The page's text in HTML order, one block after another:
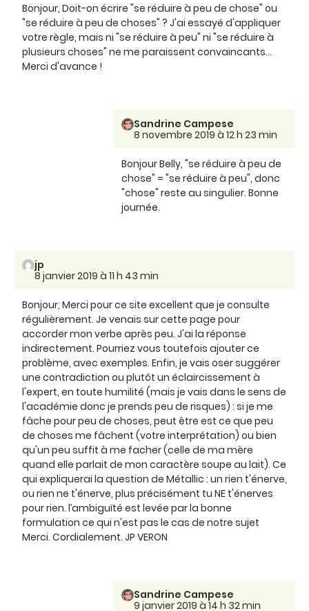
Bonjour, Doit-on écrire "se réduire à peu de chose" ou
"se réduire à peu de choses" ? J'ai essayé d'appliquer
votre règle, mais ni "se réduire à peu" ni "se réduire à
plusieurs choses" ne me paraissent convaincants...
Merci d'avance !
Sandrine Campese
8 novembre 2019 à 12 h 23 min
Bonjour Belly, "se réduire à peu de
chose" = "se réduire à peu", donc
"chose" reste au singulier. Bonne
journée.
jp
8 janvier 2019 à 11 h 43 min
Bonjour, Merci pour ce site excellent que je consulte
régulièrement. Je venais sur cette page pour
accorder mon verbe après peu. J'ai la réponse
indirectement. Pourriez vous toutefois ajouter ce
problème, avec exemples. Enfin, je vais oser suggérer
une contradiction ou plutôt un éclaircissement à
l'expert, en toute humilité (mais je vais dans le sens de
l'académie donc je prends peu de risques) : si je me
fâche pour peu de choses, peut être est ce que peu
de choses me fâchent (votre interprétation) ou bien
qu'un peu suffit à me facher (celle de ma mère
quand elle parlait de mon caractère soupe au lait). Ce
qui expliquerai la question de Métallic : un rien t'énerve,
ou rien ne t'énerve, plus précisément tu NE t'énerves
pour rien. l’ambiguïté est levée par la bonne
formulation ce qui n'est pas le cas de notre sujet
Merci. Cordialement. JP VERON
Sandrine Campese
9 janvier 2019 à 14 h 32 min